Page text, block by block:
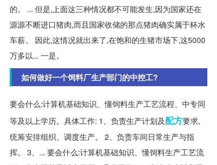
的。 ... 但是,上面这三种情况都不可能发生,因为国家还在
源源不断进口猪肉,而且国家收储的那点猪肉确实属于杯水
车薪。 因此,这情况就出来了,在饱和的生猪市场下,这5000
万多以... 一是。
如何做好一个饲料厂生产部门的中控工?
要会什么:计算机基础知识、懂饲料生产工艺流程、中专同
等及以上学历。具体工作: 1、负责生产计划及配方要求,
统筹安排组织、调度生产。 2、负责车间日常生产与指
挥。 3、... 要会什么:计算机基础知识、懂饲料生产工艺流